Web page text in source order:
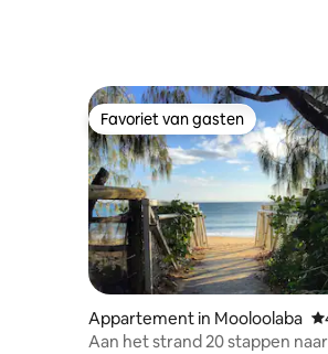
Favoriet van gasten
Favoriet van gasten
Appartement in Mooloolaba
Aan het strand 20 stappen